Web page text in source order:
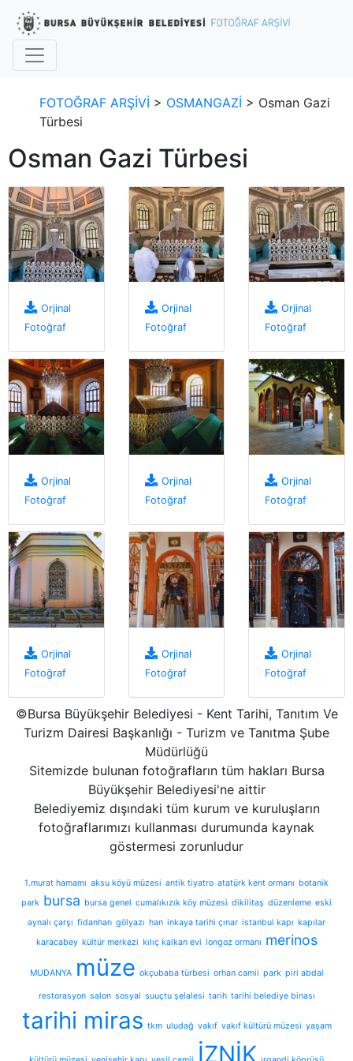
FOTOĞRAF ARŞİVİ > OSMANGAZİ > Osman Gazi
Türbesi
Osman Gazi Türbesi
Orjinal
Fotoğraf
Orjinal
Fotoğraf
Orjinal
Fotoğraf
Orjinal
Fotoğraf
Orjinal
Fotoğraf
Orjinal
Fotoğraf
Orjinal
Fotoğraf
Orjinal
Fotoğraf
Orjinal
Fotoğraf
©Bursa Büyükşehir Belediyesi - Kent Tarihi, Tanıtım Ve
Turizm Dairesi Başkanlığı - Turizm ve Tanıtma Şube
Müdürlüğü
Sitemizde bulunan fotoğrafların tüm hakları Bursa
Büyükşehir Belediyesi'ne aittir
Belediyemiz dışındaki tüm kurum ve kuruluşların
fotoğraflarımızı kullanması durumunda kaynak
göstermesi zorunludur
1.murat hamamı aksu köyü müzesi antik tiyatro atatürk kent ormanı botanik
park bursa bursa genel cumalıkızık köy müzesi dikilitaş düzenleme eski
aynalı çarşı fidanhan gölyazı han inkaya tarihi çınar istanbul kapı kapılar
karacabey kültür merkezi kılıç kalkan evi longoz ormanı merinos
MUDANYA müze okçubaba türbesi orhan camii park piri abdal
restorasyon salon sosyal suuçtu şelalesi tarih tarihi belediye binası
tarihi miras tkm uludağ vakıf vakıf kültürü müzesi yaşam
İZNİK